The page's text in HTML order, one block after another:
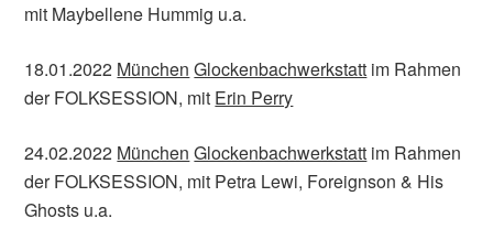
mit Maybellene Hummig u.a.
18.01.2022 München Glockenbachwerkstatt im Rahmen
der FOLKSESSION, mit Erin Perry
24.02.2022 München Glockenbachwerkstatt im Rahmen
der FOLKSESSION, mit Petra Lewi, Foreignson & His
Ghosts u.a.